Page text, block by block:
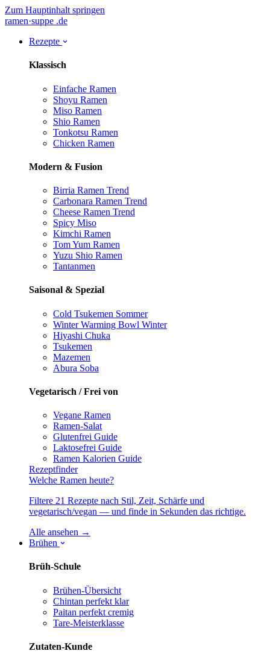
Zum Hauptinhalt springen
ramen·suppe .de
Rezepte
Klassisch
Einfache Ramen
Shoyu Ramen
Miso Ramen
Shio Ramen
Tonkotsu Ramen
Chicken Ramen
Modern & Fusion
Birria Ramen Trend
Carbonara Ramen Trend
Cheese Ramen Trend
Spicy Miso
Kimchi Ramen
Tom Yum Ramen
Yuzu Shio Ramen
Tantanmen
Saisonal & Spezial
Cold Tsukemen Sommer
Winter Warming Bowl Winter
Hiyashi Chuka
Tsukemen
Mazemen
Abura Soba
Vegetarisch / Frei von
Vegane Ramen
Ramen-Salat
Glutenfrei Guide
Laktosefrei Guide
Ramen Kalorien Guide
Rezeptfinder
Welche Ramen heute?
Filtere 21 Rezepte nach Stil, Zeit, Schärfe und
vegetarisch/vegan — und finde in Sekunden das richtige.
Alle ansehen →
Brühen
Brüh-Schule
Brühen-Übersicht
Chintan perfekt klar
Paitan perfekt cremig
Tare-Meisterklasse
Zutaten-Kunde